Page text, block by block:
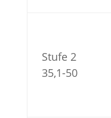
Stufe 2
35,1-50